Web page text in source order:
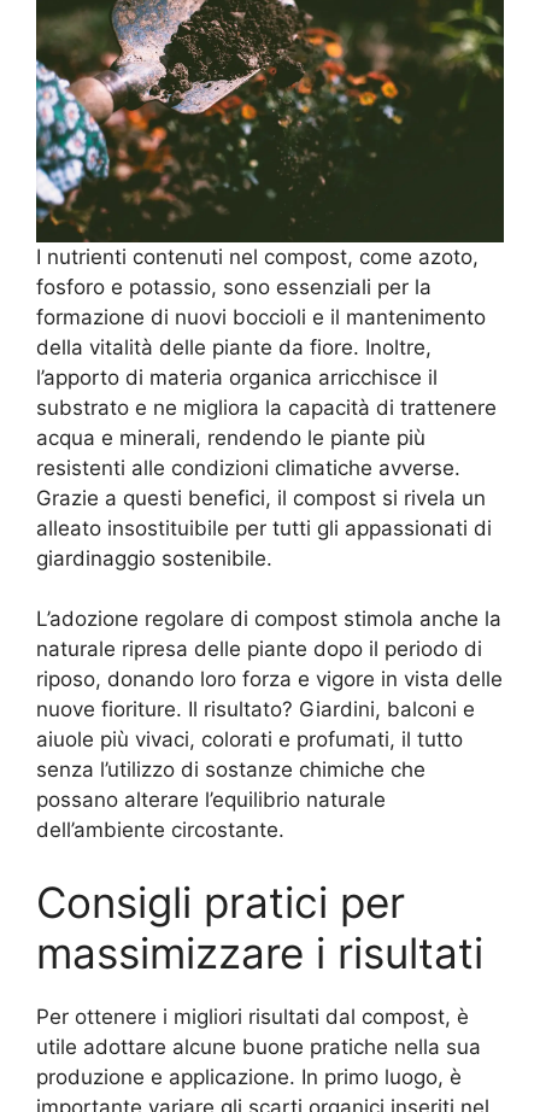
I nutrienti contenuti nel compost, come azoto,
fosforo e potassio, sono essenziali per la
formazione di nuovi boccioli e il mantenimento
della vitalità delle piante da fiore. Inoltre,
l’apporto di materia organica arricchisce il
substrato e ne migliora la capacità di trattenere
acqua e minerali, rendendo le piante più
resistenti alle condizioni climatiche avverse.
Grazie a questi benefici, il compost si rivela un
alleato insostituibile per tutti gli appassionati di
giardinaggio sostenibile.
L’adozione regolare di compost stimola anche la
naturale ripresa delle piante dopo il periodo di
riposo, donando loro forza e vigore in vista delle
nuove fioriture. Il risultato? Giardini, balconi e
aiuole più vivaci, colorati e profumati, il tutto
senza l’utilizzo di sostanze chimiche che
possano alterare l’equilibrio naturale
dell’ambiente circostante.
Consigli pratici per
massimizzare i risultati
Per ottenere i migliori risultati dal compost, è
utile adottare alcune buone pratiche nella sua
produzione e applicazione. In primo luogo, è
importante variare gli scarti organici inseriti nel